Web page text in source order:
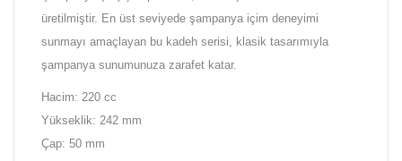
üretilmiştir. En üst seviyede şampanya içim deneyimi
sunmayı amaçlayan bu kadeh serisi, klasik tasarımıyla
şampanya sunumunuza zarafet katar.
Hacim: 220 cc
Yükseklik: 242 mm
Çap: 50 mm